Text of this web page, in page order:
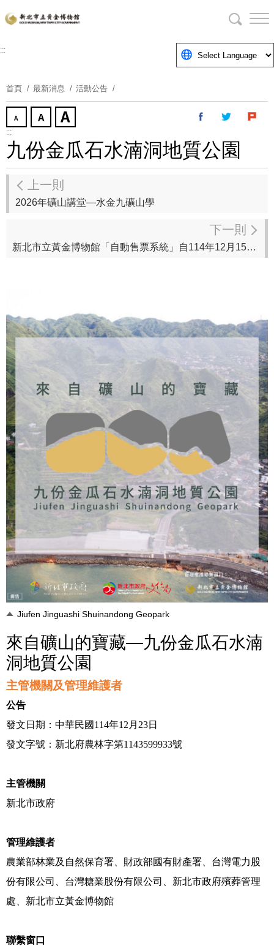
到
要
塊
:::
首頁 最新消息 活動公告
:::
九份金瓜石水湳洞地質公園
上一則
2026年礦山講堂—水金九礦山學
下一則
新北市立黃金博物館「自動售票系統」自114年12月15日起正式上線，歡迎多加使用。
Jiufen Jinguashi Shuinandong Geopark
來自礦山的寶藏—九份金瓜石水湳
洞地質公園
主管機關及管理維護者
公告
發文日期：中華民國114年12月23日
發文字號：新北府農林字第1143599933號
主管機關
新北市政府
管理維護者
農業部林業及自然保育署、財政部國有財產署、台灣電力股
份有限公司、台灣糖業股份有限公司、新北市政府殯葬管理
處、新北市立黃金博物館
聯繫窗口